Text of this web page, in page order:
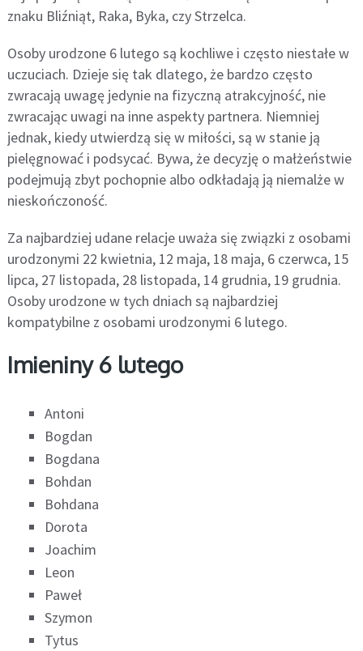
znaku Bliźniąt, Raka, Byka, czy Strzelca.
Osoby urodzone 6 lutego są kochliwe i często niestałe w
uczuciach. Dzieje się tak dlatego, że bardzo często
zwracają uwagę jedynie na fizyczną atrakcyjność, nie
zwracając uwagi na inne aspekty partnera. Niemniej
jednak, kiedy utwierdzą się w miłości, są w stanie ją
pielęgnować i podsycać. Bywa, że decyzję o małżeństwie
podejmują zbyt pochopnie albo odkładają ją niemalże w
nieskończoność.
Za najbardziej udane relacje uważa się związki z osobami
urodzonymi 22 kwietnia, 12 maja, 18 maja, 6 czerwca, 15
lipca, 27 listopada, 28 listopada, 14 grudnia, 19 grudnia.
Osoby urodzone w tych dniach są najbardziej
kompatybilne z osobami urodzonymi 6 lutego.
Imieniny 6 lutego
Antoni
Bogdan
Bogdana
Bohdan
Bohdana
Dorota
Joachim
Leon
Paweł
Szymon
Tytus